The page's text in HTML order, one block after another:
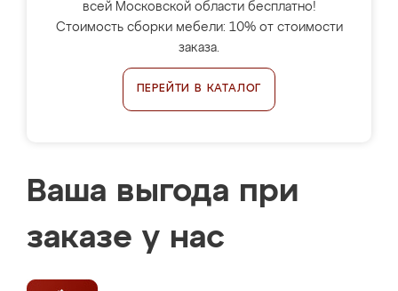
всей Московской области бесплатно!
Стоимость сборки мебели: 10% от стоимости
заказа.
ПЕРЕЙТИ В КАТАЛОГ
Ваша выгода при
заказе у нас